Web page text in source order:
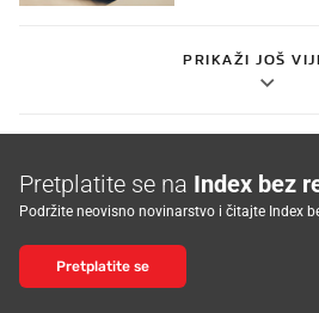
PRIKAŽI JOŠ
Pretplatite se na Index bez
Podržite neovisno novinarstvo i čitajte Index
Pretplatite se